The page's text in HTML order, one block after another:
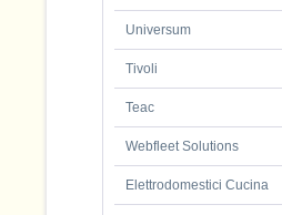
Universum
Tivoli
Teac
Webfleet Solutions
Elettrodomestici Cucina